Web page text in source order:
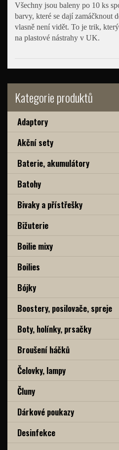
Kategorie produktů
Adaptory
Akční sety
Baterie, akumulátory
Batohy
Bivaky a přístřešky
Bižuterie
Boilie mixy
Boilies
Bójky
Boostery, posilovače, spreje
Boty, holínky, prsačky
Broušení háčků
Čelovky, lampy
Čluny
Dárkové poukazy
Desinfekce
Všechny jsou baleny po 10 ks
barvy, které se dají zamáčknout
vlasně není vidět. To je trik,
na plastové nástrahy v UK.